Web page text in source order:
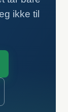
ikke til